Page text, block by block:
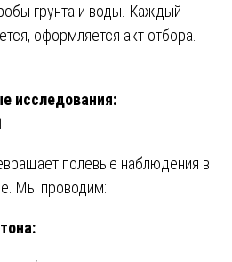
грунта и воды. Каждый
оформляется акт отбора.
исследования:
полевые наблюдения в
Мы проводим: